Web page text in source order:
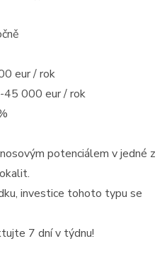
eur / rok
45 000 eur / rok
potenciálem v jedné z
investice tohoto typu se
7 dní v týdnu!